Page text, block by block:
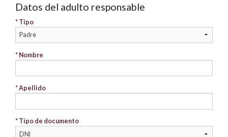
Datos del adulto responsable
* Tipo
* Nombre
* Apellido
* Tipo de documento